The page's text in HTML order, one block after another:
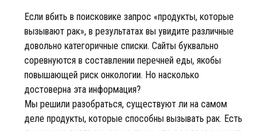
Если вбить в поисковике запрос «продукты, которые
вызывают рак», в результатах вы увидите различные
довольно категоричные списки. Сайты буквально
соревнуются в составлении перечней еды, якобы
повышающей риск онкологии. Но насколько
достоверна эта информация?
Мы решили разобраться, существуют ли на самом
деле продукты, которые способны вызывать рак. Есть